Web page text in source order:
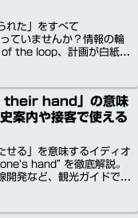
れた」をすべて
ていませんか？情報の輪
the loop、計画が白紙に
思決定や人間関係で役立つ
音声付き。微妙なニュアン
信頼される「共感英語力」
their hand」の意味
案内や接客で使える
せる」を意味するイディオ
hand” を徹底解説。
開発など、観光ガイドで日